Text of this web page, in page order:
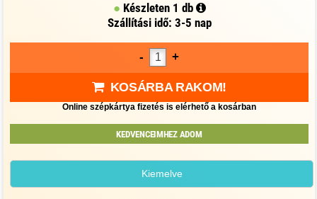
Készleten 1 db
Szállítási idő: 3-5 nap
- +
KOSÁRBA RAKOM!
Online szépkártya fizetés is elérhető a kosárban
KEDVENCEIMHEZ ADOM
Kiemelve